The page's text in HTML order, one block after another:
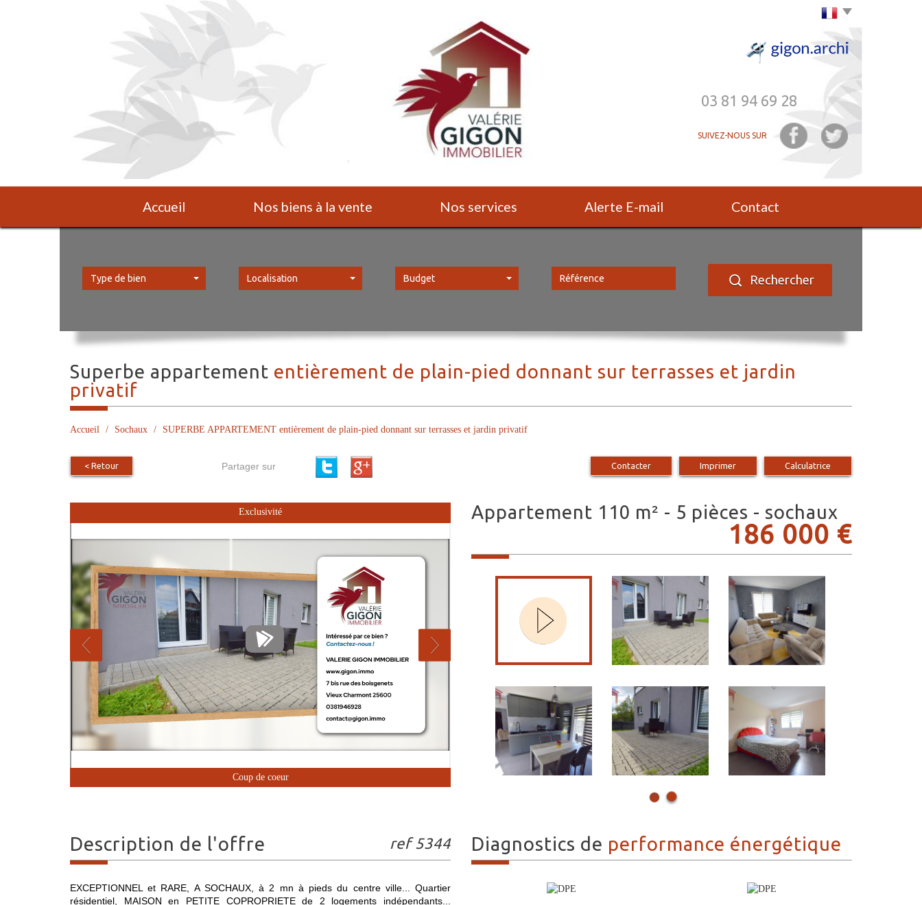
03 81 94 69 28
SUIVEZ-NOUS SUR
Accueil Nos biens à la vente Nos services Alerte E-mail Contact
Type de bien Localisation Budget Rechercher
superbe appartement entièrement de plain-pied donnant sur terrasses et jardin
privatif
Accueil Sochaux SUPERBE APPARTEMENT entièrement de plain-pied donnant sur terrasses et jardin privatif
< Retour Partager sur Contacter Imprimer Calculatrice
Exclusivité
Coup de coeur
appartement 110 m² - 5 pièces - sochaux
186 000 €
description de l'offre ref 5344
EXCEPTIONNEL et RARE, A SOCHAUX, à 2 mn à pieds du centre ville... Quartier
résidentiel, MAISON en PETITE COPROPRIETE de 2 logements indépendants...
diagnostics de performance énergétique